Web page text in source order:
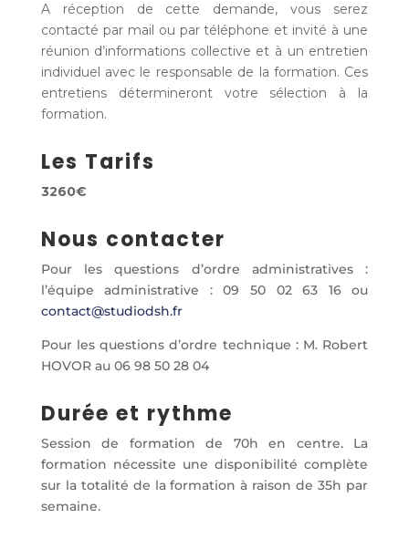
A réception de cette demande, vous serez
contacté par mail ou par téléphone et invité à une
réunion d’informations collective et à un entretien
individuel avec le responsable de la formation. Ces
entretiens détermineront votre sélection à la
formation.
Les Tarifs
3260€
Nous contacter
Pour les questions d’ordre administratives :
l’équipe administrative : 09 50 02 63 16 ou
contact@studiodsh.fr
Pour les questions d’ordre technique : M. Robert
HOVOR au 06 98 50 28 04
Durée et rythme
Session de formation de 70h en centre. La
formation nécessite une disponibilité complète
sur la totalité de la formation à raison de 35h par
semaine.